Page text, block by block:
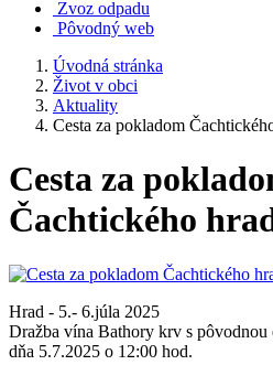
Zvoz odpadu
Pôvodný web
Úvodná stránka
Život v obci
Aktuality
Cesta za pokladom
Cesta za
Čachtického
Hrad - 5.- 6.júla 2025
Dražba vína Bathory krv s pôvodnou
dňa 5.7.2025 o 12:00 hod.